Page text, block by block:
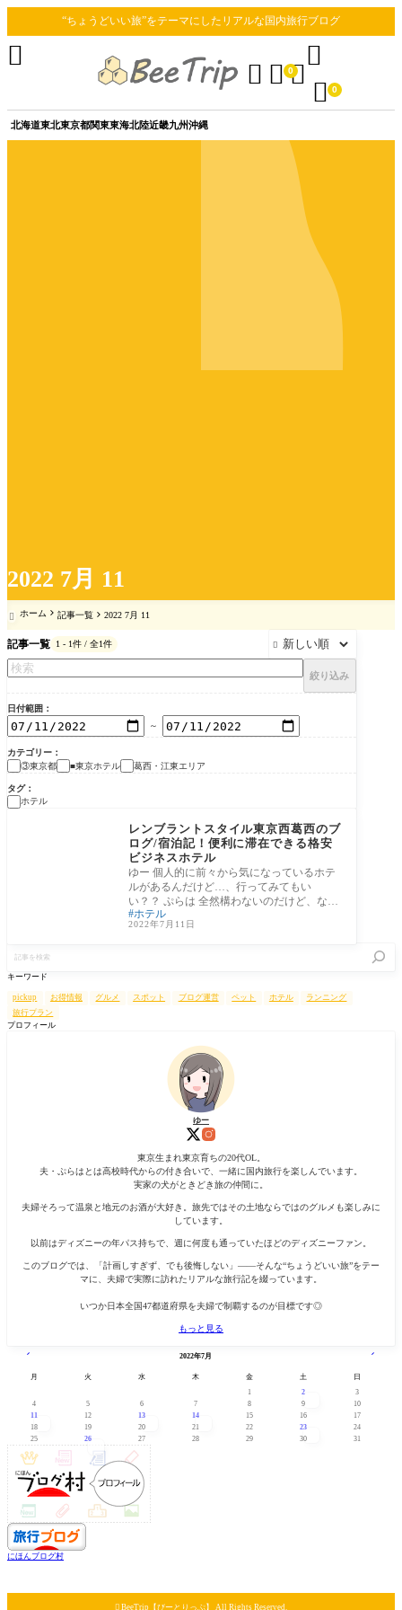
2022 7月 11
“ちょうどいい旅”をテーマにしたリアルな国内旅行ブログ
北海道東北東京都関東東海北陸近畿九州沖縄
  0

 0

 ホーム 記事一覧 2022 7月 11
記事一覧 1 - 1件 / 全1件 
絞り込み
日付範囲
～
カテゴリー
③東京都
■東京ホテル 葛西・江東エリア
タグ
ホテル
レンブラントスタイル東京西葛西のブ
ログ/宿泊記！便利に滞在できる格安
ビジネスホテル
ゆー 個人的に前々から気になっているホテ
ルがあるんだけど…、行ってみてもい
い？？ ぷらは 全然構わないのだけど、なん
で気にな
ホテル
2022年7月11日
を
索
キーワード
pickup お得情報 グルメ スポット ブログ運営 ペット ホテル
ランニング
旅行プラン
プロフィール
ゆー
東京生まれ東京育ちの20代OL。
夫・ぷらはとは高校時代からの付き合いで、一緒に国内旅行を楽しんでいます。
実家の犬がときどき旅の仲間に。
夫婦そろって温泉と地元のお酒が大好き。旅先ではその土地ならではのグルメも楽しみに
しています。
以前はディズニーの年パス持ちで、週に何度も通っていたほどのディズニーファン。
このブログでは、「計画しすぎず、でも後悔しない」——そんな“ちょうどいい旅”をテー
マに、夫婦で実際に訪れたリアルな旅行記を綴っています。
いつか日本全国47都道府県を夫婦で制覇するのが目標です◎
もっと見る
2022年7月
月 火 水 木 金 土
日
1
2
3
4
5 6 7 8 9
10
11
12 13 14 15 16
17
18
19 20 21 22 23
24
25
26 27 28 29 30 31
にほんブログ村
 BeeTrip【びーとりっぷ】 All Rights Reserved.